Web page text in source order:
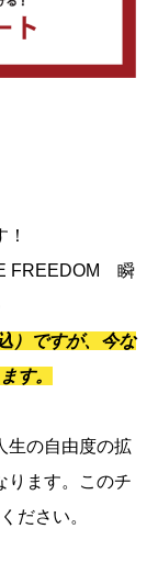
FREEDOM 瞬
）ですが、今な
す。
生の自由度の拡
ります。このチ
ださい。